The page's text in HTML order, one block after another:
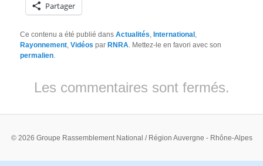
Partager
Ce contenu a été publié dansActualités, International ,
Rayonnement,Vidéos par RNRA. Mettez-le en favori avec son
permalien.
Les commentaires sont fermés.
© 2026 Groupe Rassemblement National / Région Auvergne - Rhône-Alpes